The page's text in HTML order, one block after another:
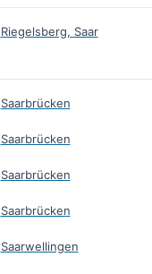
Riegelsberg, Saar
Saarbrücken
Saarbrücken
Saarbrücken
Saarbrücken
Saarwellingen